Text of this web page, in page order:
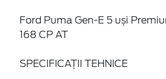
Ford Puma Gen-E 5 uși
168 CP AT
SPECIFICAȚII TEHNICE